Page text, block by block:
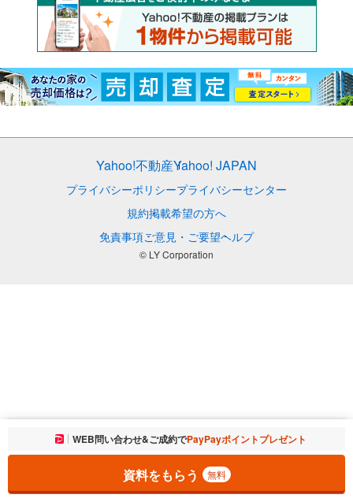
お気に入りに追加しました。 一覧を開く
WEB問い合わせ&ご成約でPayPayポイントプレゼント
資料をもらう 無料
Yahoo!不動産Yahoo! JAPAN
プライバシーポリシープライバシーセンター
規約掲載希望の方へ
免責事項ご意見・ご要望ヘルプ
© LY Corporation